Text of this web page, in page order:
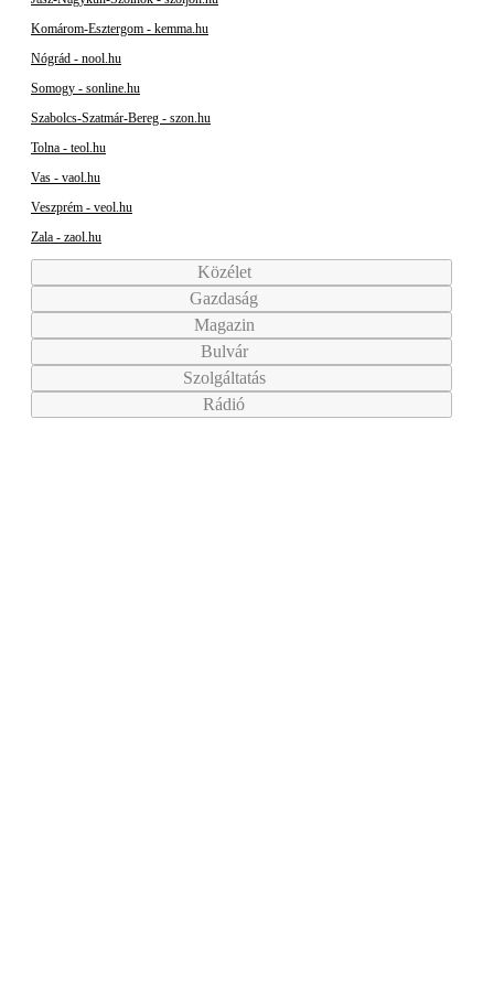
Komárom-Esztergom - kemma.hu
Nógrád - nool.hu
Somogy - sonline.hu
Szabolcs-Szatmár-Bereg - szon.hu
Tolna - teol.hu
Vas - vaol.hu
Veszprém - veol.hu
Zala - zaol.hu
Közélet
Gazdaság
Magazin
Bulvár
Szolgáltatás
Rádió